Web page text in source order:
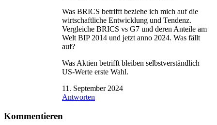
Was BRICS betrifft beziehe ich mich auf die
wirtschaftliche Entwicklung und Tendenz.
Vergleiche BRICS vs G7 und deren Anteile am
Welt BIP 2014 und jetzt anno 2024. Was fällt
auf?
Was Aktien betrifft bleiben selbstverständlich
US-Werte erste Wahl.
11. September 2024
Antworten
Kommentieren